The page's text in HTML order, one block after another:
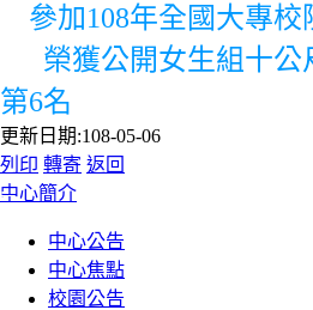
參加108年全國大專校
榮獲公開女生組十公
第6名
更新日期:108-05-06
列印 轉寄 返回
:::
中心簡介
中心公告
中心焦點
校園公告